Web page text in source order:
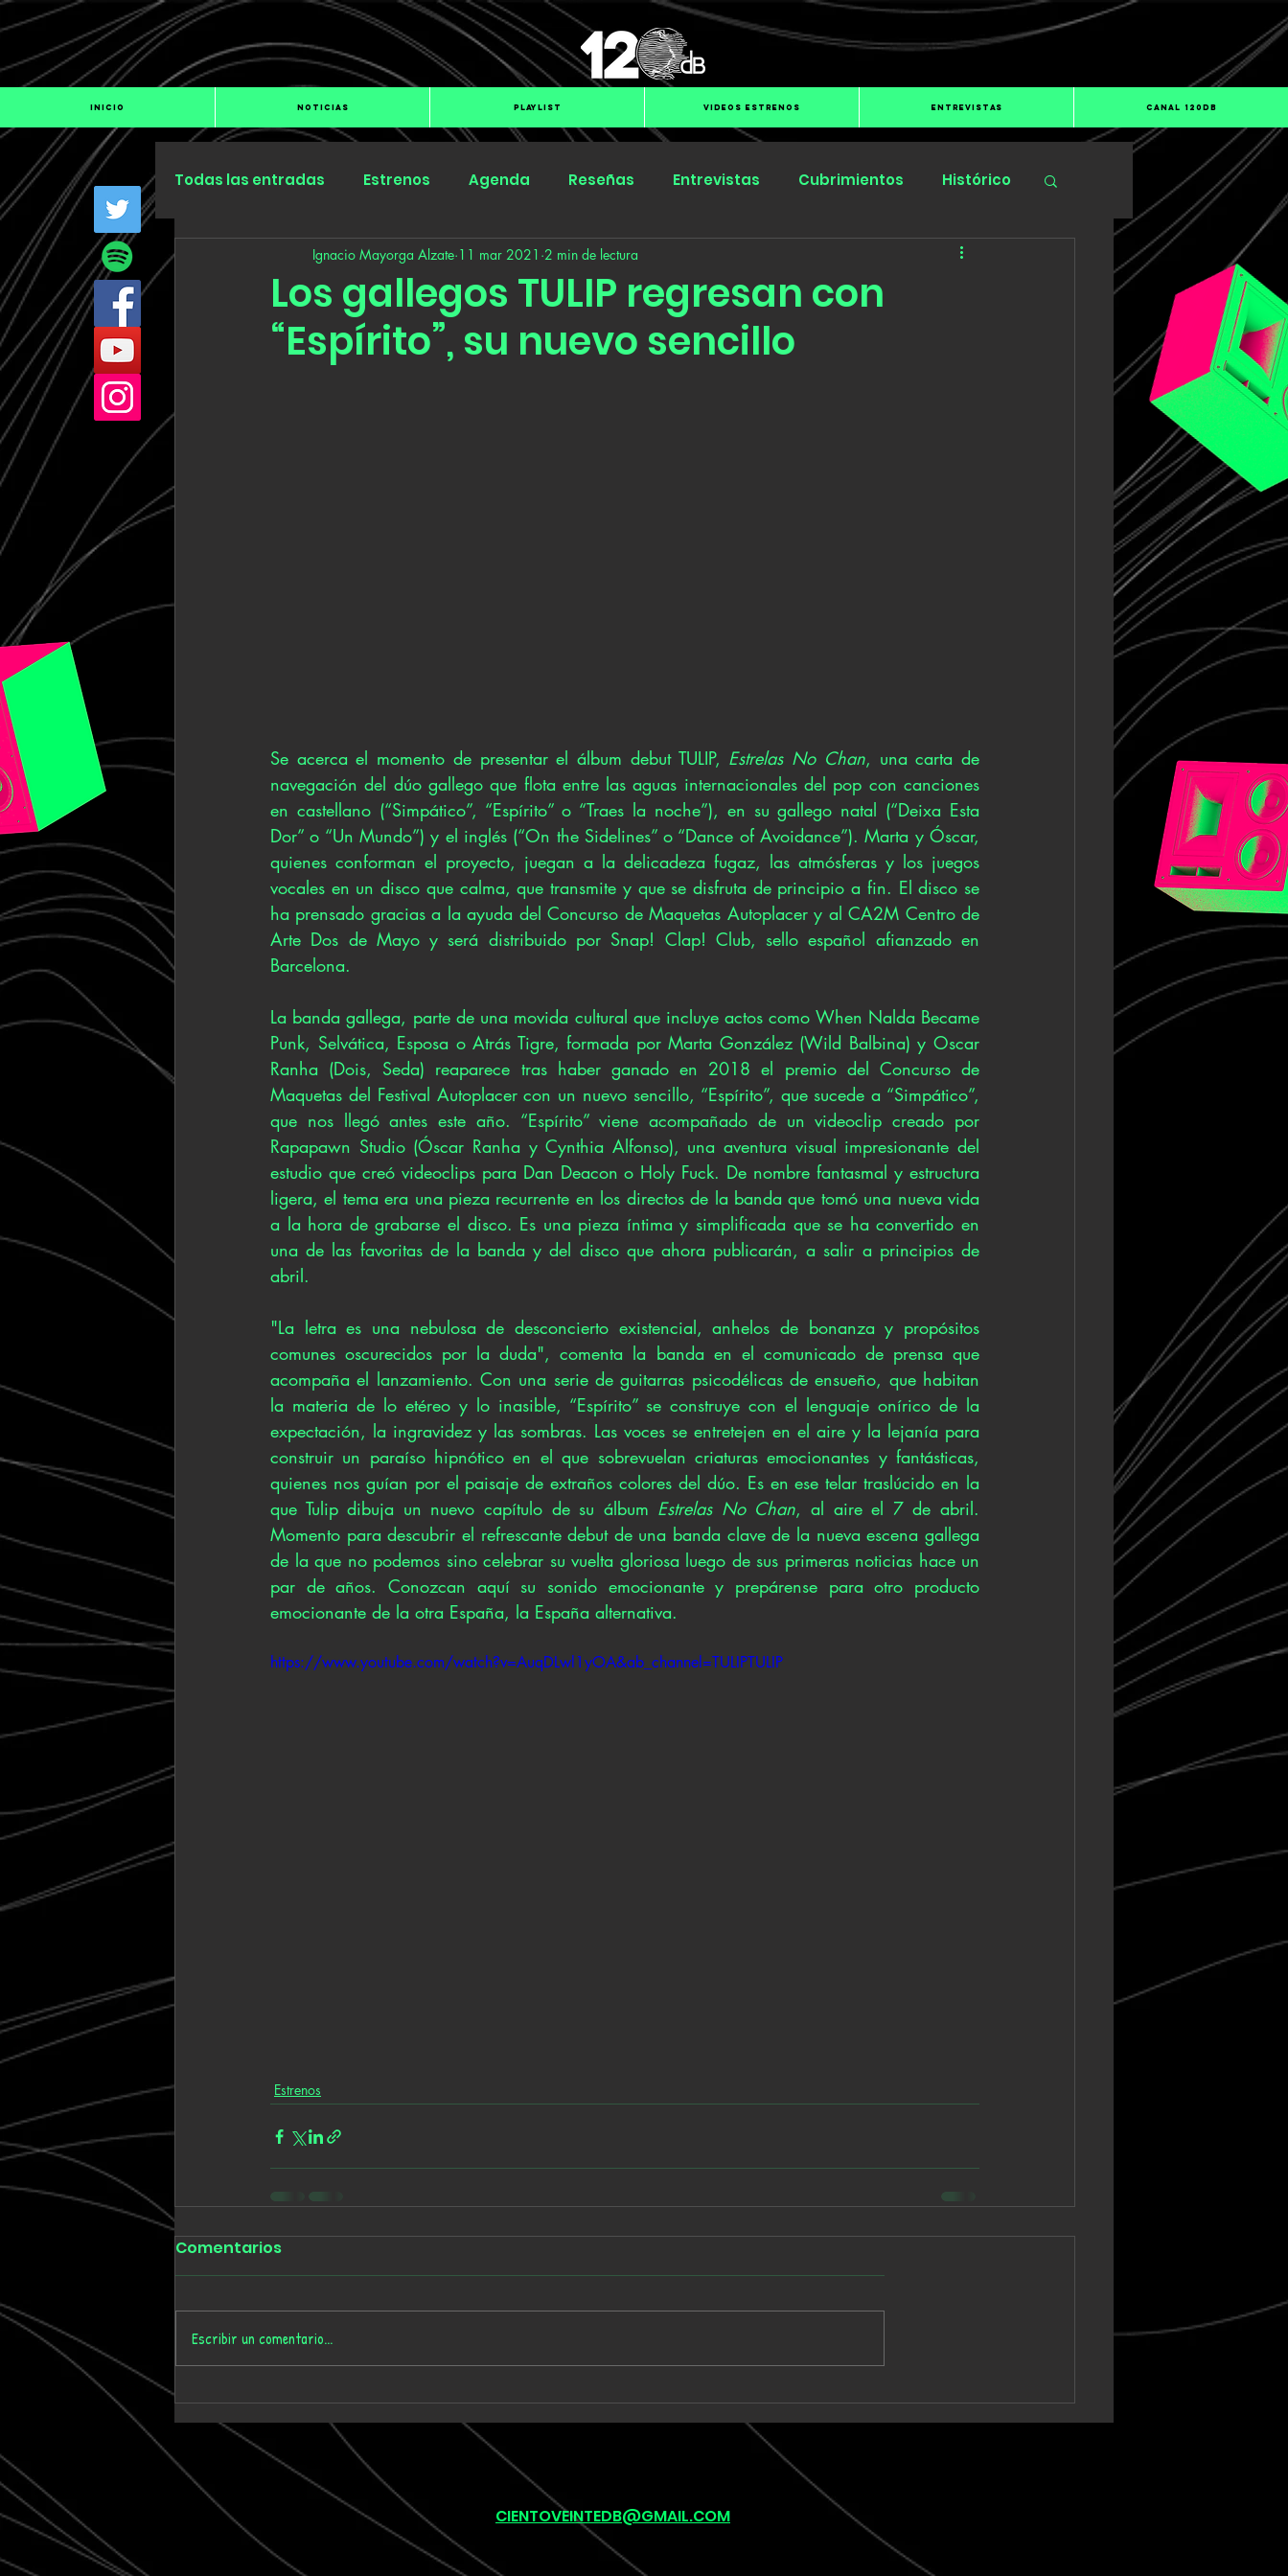
INICIO NOTICIAS PLAYLIST VIDEOS ESTRENOS ENTREVISTAS CANAL 120dB
Todas las entradas Estrenos Agenda Reseñas Entrevistas Cubrimientos Histórico
Especiales Submit Hub Groover
Los gallegos TULIP regresan con
“Espírito”, su nuevo sencillo
Ignacio Mayorga Alzate 11 mar 2021 2 min de lectura
Se acerca el momento de presentar el álbum debut TULIP, Estrelas No Chan, una carta de
navegación del dúo gallego que flota entre las aguas internacionales del pop con canciones
en castellano (“Simpático”, “Espírito” o “Traes la noche”), en su gallego natal (“Deixa Esta
Dor” o “Un Mundo”) y el inglés (“On the Sidelines” o “Dance of Avoidance”). Marta y Óscar,
quienes conforman el proyecto, juegan a la delicadeza fugaz, las atmósferas y los juegos
vocales en un disco que calma, que transmite y que se disfruta de principio a fin. El disco se
ha prensado gracias a la ayuda del Concurso de Maquetas Autoplacer y al CA2M Centro de
Arte Dos de Mayo y será distribuido por Snap! Clap! Club, sello español afianzado en
Barcelona.
La banda gallega, parte de una movida cultural que incluye actos como When Nalda Became
Punk, Selvática, Esposa o Atrás Tigre, formada por Marta González (Wild Balbina) y Oscar
Ranha (Dois, Seda) reaparece tras haber ganado en 2018 el premio del Concurso de
Maquetas del Festival Autoplacer con un nuevo sencillo, “Espírito”, que sucede a “Simpático”,
que nos llegó antes este año. “Espírito” viene acompañado de un videoclip creado por
Rapapawn Studio (Óscar Ranha y Cynthia Alfonso), una aventura visual impresionante del
estudio que creó videoclips para Dan Deacon o Holy Fuck. De nombre fantasmal y estructura
ligera, el tema era una pieza recurrente en los directos de la banda que tomó una nueva vida
a la hora de grabarse el disco. Es una pieza íntima y simplificada que se ha convertido en
una de las favoritas de la banda y del disco que ahora publicarán, a salir a principios de
abril.
"La letra es una nebulosa de desconcierto existencial, anhelos de bonanza y propósitos
comunes oscurecidos por la duda", comenta la banda en el comunicado de prensa que
acompaña el lanzamiento. Con una serie de guitarras psicodélicas de ensueño, que habitan
la materia de lo etéreo y lo inasible, “Espírito” se construye con el lenguaje onírico de la
expectación, la ingravidez y las sombras. Las voces se entretejen en el aire y la lejanía para
construir un paraíso hipnótico en el que sobrevuelan criaturas emocionantes y fantásticas,
quienes nos guían por el paisaje de extraños colores del dúo. Es en ese telar traslúcido en la
que Tulip dibuja un nuevo capítulo de su álbum Estrelas No Chan, al aire el 7 de abril.
Momento para descubrir el refrescante debut de una banda clave de la nueva escena gallega
de la que no podemos sino celebrar su vuelta gloriosa luego de sus primeras noticias hace un
par de años. Conozcan aquí su sonido emocionante y prepárense para otro producto
emocionante de la otra España, la España alternativa.
https://www.youtube.com/watch?v=AuqDLwl1yOA&ab_channel=TULIPTULIP
Estrenos
Comentarios
Escribir un comentario...
CIENTOVEINTEDB@GMAIL.COM